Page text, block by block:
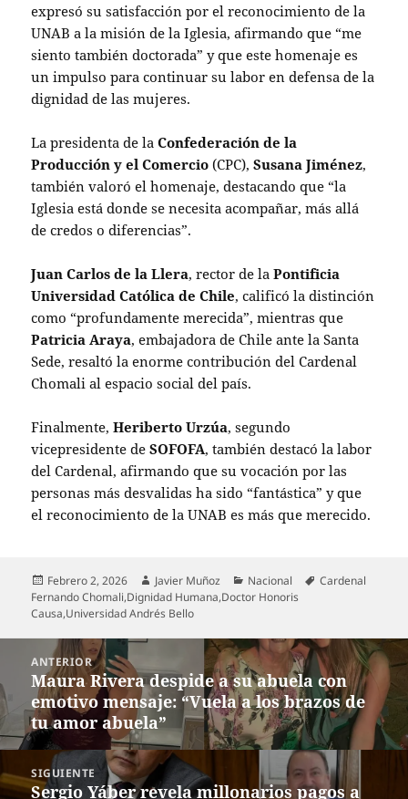
expresó su satisfacción por el reconocimiento de la
UNAB a la misión de la Iglesia, afirmando que “me
siento también doctorada” y que este homenaje es
un impulso para continuar su labor en defensa de la
dignidad de las mujeres.
La presidenta de laConfederación de la
Producción y el Comercio (CPC),Susana Jiménez,
también valoró el homenaje, destacando que “la
Iglesia está donde se necesita acompañar, más allá
de credos o diferencias”.
Juan Carlos de la Llera, rector de laPontificia
Universidad Católica de Chile, calificó la distinción
como “profundamente merecida”, mientras que
Patricia Araya, embajadora de Chile ante la Santa
Sede, resaltó la enorme contribución del Cardenal
Chomali al espacio social del país.
Finalmente,Heriberto Urzúa, segundo
vicepresidente deSOFOFA, también destacó la labor
del Cardenal, afirmando que su vocación por las
personas más desvalidas ha sido “fantástica” y que
el reconocimiento de la UNAB es más que merecido.
Publicado
el
Febrero 2, 2026 Autor
Javier Muñoz Categorías
Nacional Etiquetas
Cardenal
Fernando Chomali,Dignidad Humana,Doctor Honoris
Causa,Universidad Andrés Bello
Navegación
entradas
ANTERIOR
Entrada
anterior:
Maura Rivera despide a su abuela con
emotivo mensaje: “Vuela a los brazos de
tu amor abuela”
SIGUIENTE
Entrada
Sergio Yáber revela millonarios pagos a